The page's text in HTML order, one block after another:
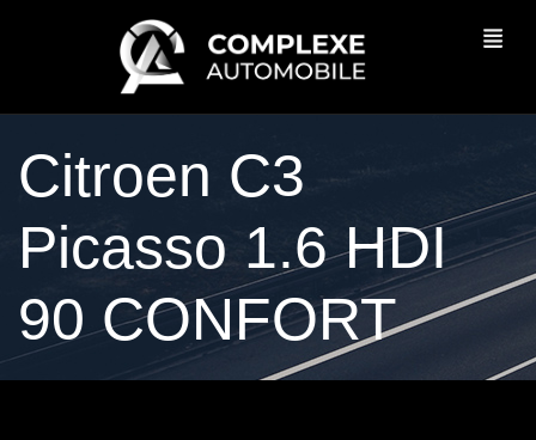
Citroen C3
Picasso 1.6 HDI
90 CONFORT